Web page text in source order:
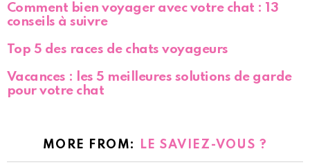
Comment bien voyager avec votre chat : 13
conseils à suivre
Top 5 des races de chats voyageurs
Vacances : les 5 meilleures solutions de garde
pour votre chat
MORE FROM: LE SAVIEZ-VOUS ?